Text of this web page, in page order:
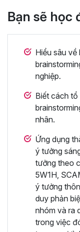
Bạn sẽ học
Hiểu sâu
nghiệp.
Biết cách
nhân.
Ứng dụng
ý tưởng
tưởng theo
5W1H,
ý tưởng
duy phản
nhóm và ra
trong việc